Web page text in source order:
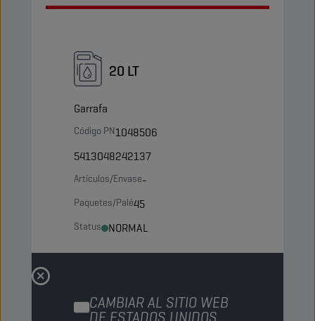
CAMBIAR AL SITIO WEB
DE ESTADOS UNIDOS
20 LT
Garrafa
Código PN1048506
5413048242137
Artículos/Envase-
Paquetes/Palé45
Status NORMAL
Barril